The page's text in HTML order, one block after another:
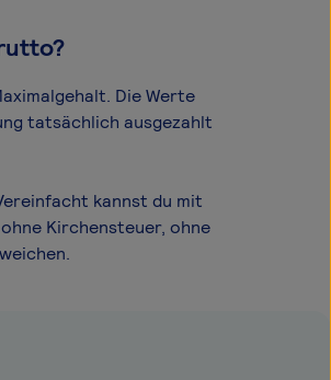
Die Werte
tatsächlich ausgezahlt
kannst du mit
Kirchensteuer, ohne